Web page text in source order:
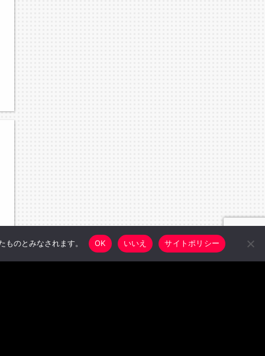
のとみなされます。 OK いいえ サイトポリシー